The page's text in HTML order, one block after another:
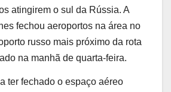
atingirem o sul da Rússia. A
fechou aeroportos na área no
russo mais próximo da rota
na manhã de quarta-feira.
ter fechado o espaço aéreo